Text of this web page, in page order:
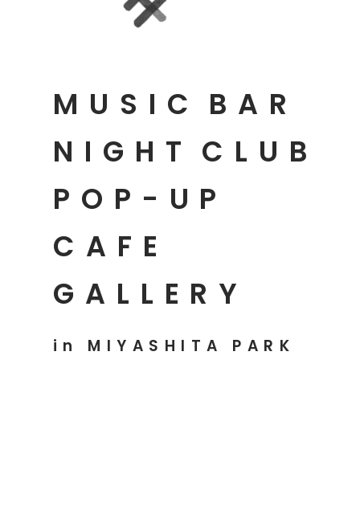
NIGHT CLUB
MUSIC BAR
POP-UP
CAFE
GALLERY
in MIYASHITA PARK